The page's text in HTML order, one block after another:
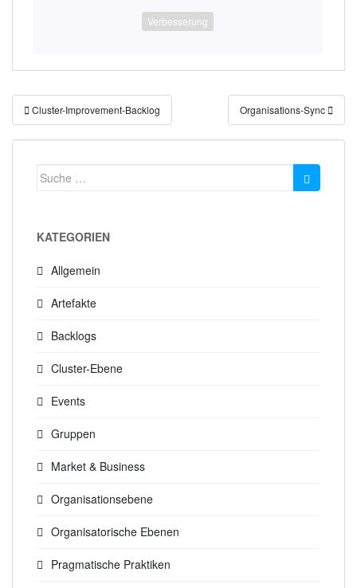
Verbesserung
Beitragsnavigation
Cluster-Improvement-Backlog Organisations-Sync
Suche
KATEGORIEN
Allgemein
Artefakte
Backlogs
Cluster-Ebene
Events
Gruppen
Market & Business
Organisationsebene
Organisatorische Ebenen
Pragmatische Praktiken